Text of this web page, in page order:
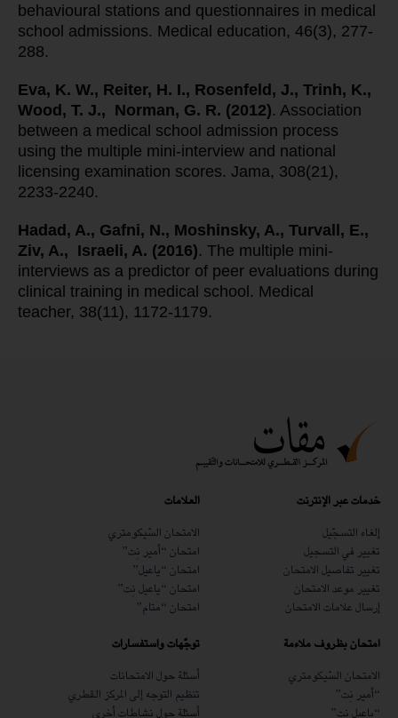
behavioural stations and questionnaires in medical
school admissions. Medical education, 46(3), 277-
Eva, K. W., Reiter, H. I., Rosenfeld, J., Trinh, K.,
Wood, T. J., Norman, G. R. (2012). Association
between a medical school admission process
using the multiple mini-interview and national
licensing examination scores. Jama, 308(21),
2233-2240.
Hadad, A., Gafni, N., Moshinsky, A., Turvall, E.,
Ziv, A., Israeli, A. (2016). The multiple mini-
interviews as a predictor of peer evaluations during
clinical training in medical school. Medical
خدمات عبر الإنترنت
إلغاء التسجّيل
تغيير في التسجيل
تغيير تفاصيل الامتحان
تغيير موعد الامتحان
إرسال علامات الامتحان
العلامات
الامتحان السّيكومتري
امتحان “أمير نِت”
امتحان “ياعيل”
امتحان “ياعيل نِت”
امتحان “متام”
امتحان بظروف ملاءمة
الامتحان السّيكومتري
“أمير نِت”
“ياعيل نِت”
توجّهات واستفسارات
أسئلة حول الامتحانات
تنظيم التوجه إلى المركز القطري
أسئلة حول نشاطات أخرى